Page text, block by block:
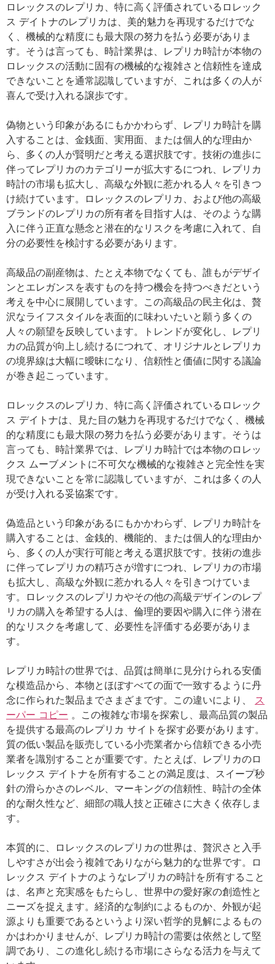
ロレックスのレプリカ、特に高く評価されているロレック
ス デイトナのレプリカは、美的魅力を再現するだけでな
く、機械的な精度にも最大限の努力を払う必要がありま
す。そうは言っても、時計業界は、レプリカ時計が本物の
ロレックスの活動に固有の機械的な複雑さと信頼性を達成
できないことを通常認識していますが、これは多くの人が
喜んで受け入れる譲歩です。
偽物という印象があるにもかかわらず、レプリカ時計を購
入することは、金銭面、実用面、または個人的な理由か
ら、多くの人が賢明だと考える選択肢です。技術の進歩に
伴ってレプリカのカテゴリーが拡大するにつれ、レプリカ
時計の市場も拡大し、高級な外観に惹かれる人々を引きつ
け続けています。ロレックスのレプリカ、および他の高級
ブランドのレプリカの所有者を目指す人は、そのような購
入に伴う正直な懸念と潜在的なリスクを考慮に入れて、自
分の必要性を検討する必要があります。
高級品の副産物は、たとえ本物でなくても、誰もがデザイ
ンとエレガンスを表すものを持つ機会を持つべきだという
考えを中心に展開しています。この高級品の民主化は、贅
沢なライフスタイルを表面的に味わいたいと願う多くの
人々の願望を反映しています。トレンドが変化し、レプリ
カの品質が向上し続けるにつれて、オリジナルとレプリカ
の境界線は大幅に曖昧になり、信頼性と価値に関する議論
が巻き起こっています。
ロレックスのレプリカ、特に高く評価されているロレック
ス デイトナは、見た目の魅力を再現するだけでなく、機械
的な精度にも最大限の努力を払う必要があります。そうは
言っても、時計業界では、レプリカ時計では本物のロレッ
クス ムーブメントに不可欠な機械的な複雑さと完全性を実
現できないことを常に認識していますが、これは多くの人
が受け入れる妥協案です。
偽造品という印象があるにもかかわらず、レプリカ時計を
購入することは、金銭的、機能的、または個人的な理由か
ら、多くの人が実行可能と考える選択肢です。技術の進歩
に伴ってレプリカの精巧さが増すにつれ、レプリカの市場
も拡大し、高級な外観に惹かれる人々を引きつけていま
す。ロレックスのレプリカやその他の高級デザインのレプ
リカの購入を希望する人は、倫理的要因や購入に伴う潜在
的なリスクを考慮して、必要性を評価する必要がありま
す。
レプリカ時計の世界では、品質は簡単に見分けられる安価
な模造品から、本物とほぼすべての面で一致するように丹
念に作られた製品までさまざまです。この違いにより、 ス
ーパー コピー 。この複雑な市場を探索し、最高品質の製品
を提供する最高のレプリカ サイトを探す必要があります。
質の低い製品を販売している小売業者から信頼できる小売
業者を識別することが重要です。たとえば、レプリカのロ
レックス デイトナを所有することの満足度は、スイープ秒
針の滑らかさのレベル、マーキングの信頼性、時計の全体
的な耐久性など、細部の職人技と正確さに大きく依存しま
す。
本質的に、ロレックスのレプリカの世界は、贅沢さと入手
しやすさが出会う複雑でありながら魅力的な世界です。ロ
レックス デイトナのようなレプリカの時計を所有すること
は、名声と充実感をもたらし、世界中の愛好家の創造性と
ニーズを捉えます。経済的な制約によるものか、外観が起
源よりも重要であるというより深い哲学的見解によるもの
かはわかりませんが、レプリカ時計の需要は依然として堅
調であり、この進化し続ける市場にさらなる活力を与えて